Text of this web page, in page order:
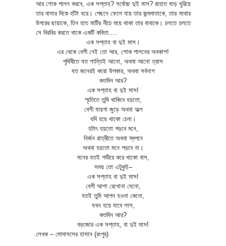
আর শোক পালন করবে, এক সপ্তাহ? সর্বোচ্চ দুই মাস? রাহাত ঘাড় ঘুরিয়ে
তার বাসার দিকে হাঁটা ধরে। পেছনে ফেলে যায় তার জন্মদাতাকে, তার মাথার
উপরের ছায়াকে, তিন হাত মাটির নীচে শুয়ে থাকা তার বাবাকে। চলতে চলতে
সে বিরবির করতে থাকে একটি কবিতা….
এক সপ্তাহ বা দুই মাস।
এর থেকে বেশী নেই তো আর, শোক পালনের অবকাশ!
পৃথিবীতে যত শান্তিই আনো, অথবা আনো ত্রাস
যত জনেরই করো উপকার, অথবা সর্বনাশ
কতদিন আর?
এক সপ্তাহ বা দুই মাস!
স্মৃতিতে তুমি থাকিবে হয়তো,
বেশী যায়গা জুড়ে অথবা অল্প
যদি হয়ে থাকো চেনা।
হটাৎ হয়তো পড়বে মনে,
নির্জন রাত্রীতে অথবা স্বপনে
অথবা হয়তো মনে পড়বে না।
মনের যতই গভীরে করে থাকো বাস,
সময় তো এটুকুই–
এক সপ্তাহ বা দুই মাস!
বেশী আশা রেখোনা যেনো,
যতই তুমি আপন হওনা কেনো,
যখন হয়ে যাবে লাস,
কতদিন আর?
বড়জোর এক সপ্তাহ, বা দুই মাস!
লেখক – মোদাসসের হাসান (রংপুর)